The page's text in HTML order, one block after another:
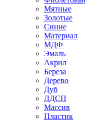
Мятные
Золотые
Синие
Материал
МДФ
Эмаль
Акрил
Береза
Дерево
Дуб
ЛДСП
Массив
Пластик